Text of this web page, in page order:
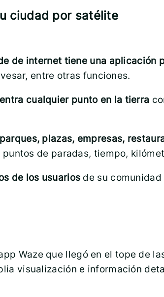
ciudad por satélite
de internet tiene una aplicación
entre otras funciones.
cualquier punto en la tierra
plazas, empresas,
de paradas, tiempo,
de los usuarios de su
Waze que llegó en el tope de
visualización e información